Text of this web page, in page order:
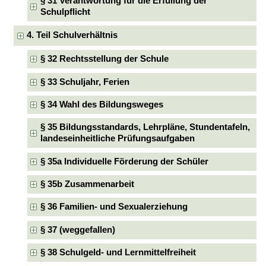
Schulpflicht
4. Teil Schulverhältnis
§ 32 Rechtsstellung der Schule
§ 33 Schuljahr, Ferien
§ 34 Wahl des Bildungsweges
§ 35 Bildungsstandards, Lehrpläne, Stundentafeln,
landeseinheitliche Prüfungsaufgaben
§ 35a Individuelle Förderung der Schüler
§ 35b Zusammenarbeit
§ 36 Familien- und Sexualerziehung
§ 37 (weggefallen)
§ 38 Schulgeld- und Lernmittelfreiheit